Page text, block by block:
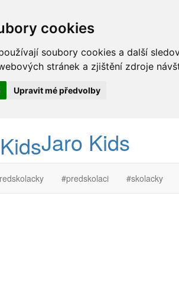
cookies
soubory cookies a další
stránek a zjištění zdroje
Upravit mé předvolby
Jaro Kids
#predskolaci #skolacky